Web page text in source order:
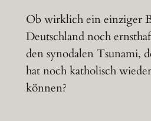
Ob wirklich ein einziger
Deutschland noch
den synodalen Tsunami,
hat noch katholisch
können?